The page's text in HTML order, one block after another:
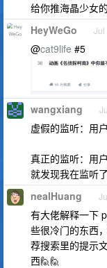
给你推海晶少女
HeyWeGo Jul
@cat9life #5
wangxiang
虚假的监听：用
真正的监听：用
就发现我在监听了
nealHuang
有大佬解释一下
些很冷门的东西
荐搜索里的提示
西🙋🙋